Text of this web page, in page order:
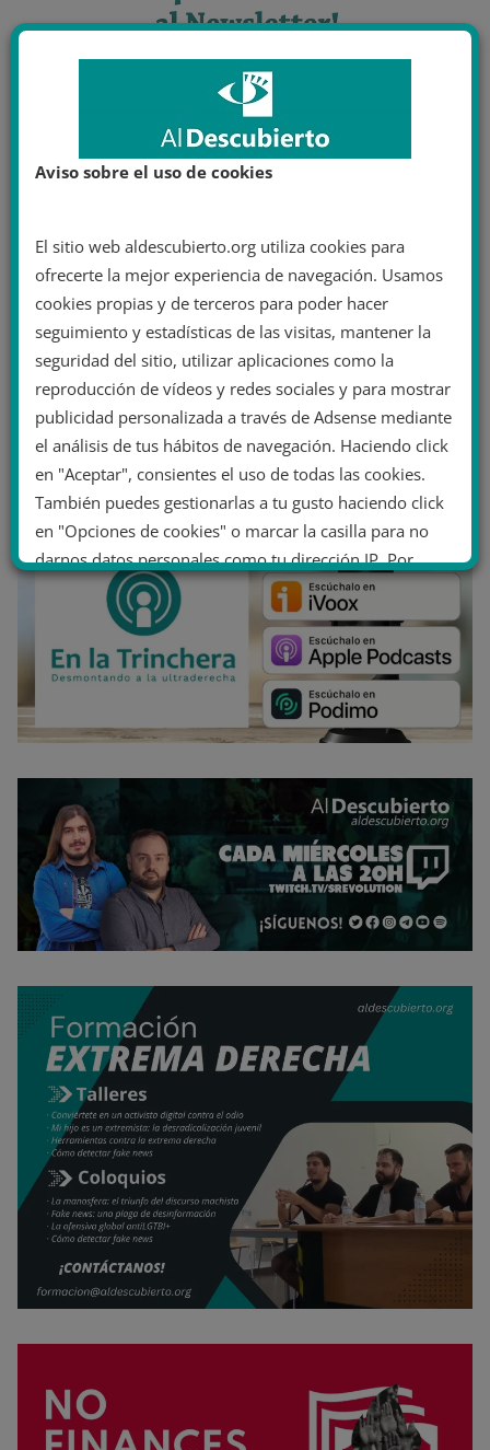
Aviso sobre el uso de cookies
El sitio web aldescubierto.org utiliza cookies para
ofrecerte la mejor experiencia de navegación. Usamos
cookies propias y de terceros para poder hacer
seguimiento y estadísticas de las visitas, mantener la
seguridad del sitio, utilizar aplicaciones como la
reproducción de vídeos y redes sociales y para mostrar
publicidad personalizada a través de Adsense mediante
el análisis de tus hábitos de navegación. Haciendo click
en "Aceptar", consientes el uso de todas las cookies.
También puedes gestionarlas a tu gusto haciendo click
en "Opciones de cookies" o marcar la casilla para no
darnos datos personales como tu dirección IP. Por
último, puedes leer nuestra Política de cookies.
No dar mi información personal
Opciones de cookies Aceptar cookies